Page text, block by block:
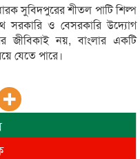
সুবিদপুরের শীতল পাটি শিল্প
সরকারি ও বেসরকারি উদ্যোগ
জীবিকাই নয়, বাংলার একটি
যেতে পারে।